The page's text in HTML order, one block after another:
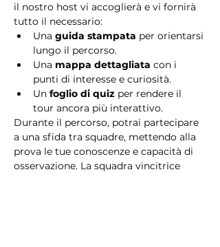
il nostro host vi accoglierà e vi fornirà
tutto il necessario:
Una guida stampata per orientarsi
lungo il percorso.
Una mappa dettagliata con i
punti di interesse e curiosità.
Un foglio di quiz per rendere il
tour ancora più interattivo.
Durante il percorso, potrai partecipare
a una sfida tra squadre, mettendo alla
prova le tue conoscenze e capacità di
osservazione. La squadra vincitrice